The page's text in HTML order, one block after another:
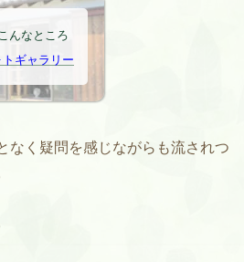
んなところ
トギャラリー
なく疑問を感じながらも流されつ